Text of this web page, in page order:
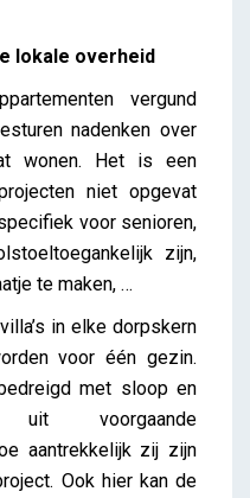
lokale overheid
vergund
nadenken over
wonen. Het is een
niet opgevat
voor senioren,
zijn,
te maken, …
in elke dorpskern
voor één gezin.
met sloop en
uit voorgaande
aantrekkelijk zij zijn
Ook hier kan de